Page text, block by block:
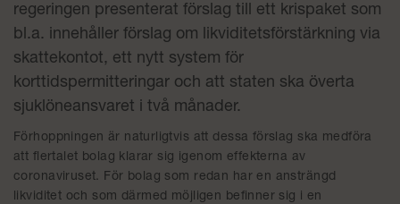
regeringen presenterat förslag till ett krispaket som
bl.a. innehåller förslag om likviditetsförstärkning via
skattekontot, ett nytt system för
korttidspermitteringar och att staten ska överta
sjuklöneansvaret i två månader.
Förhoppningen är naturligtvis att dessa förslag ska medföra
att flertalet bolag klarar sig igenom effekterna av
coronaviruset. För bolag som redan har en ansträngd
likviditet och som därmed möjligen befinner sig i en